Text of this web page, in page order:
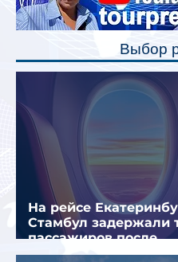
позволят пассажирам
полку во время сна или
Выбор
На рейсе
Стамбул задержали
пассажиров после
предполагаемой